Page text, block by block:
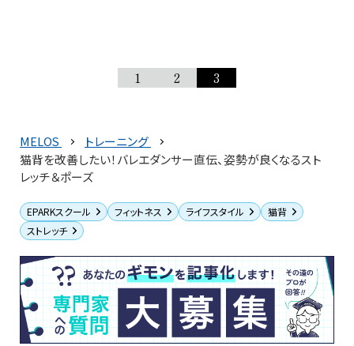
1 2 3
MELOS
トレーニング
猫背を改善したい！バレエダンサー直伝、姿勢が良くなるスト
レッチ＆ポーズ
EPARKスクール フィットネス ライフスタイル
猫背
ストレッチ